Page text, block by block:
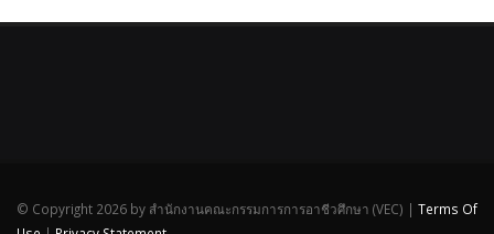
© Copyright 2026 by สำนักงานคณะกรรมการการอาชีวศึกษา (VEC) | Terms Of